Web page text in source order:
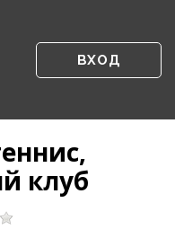
ВХОД
клуб